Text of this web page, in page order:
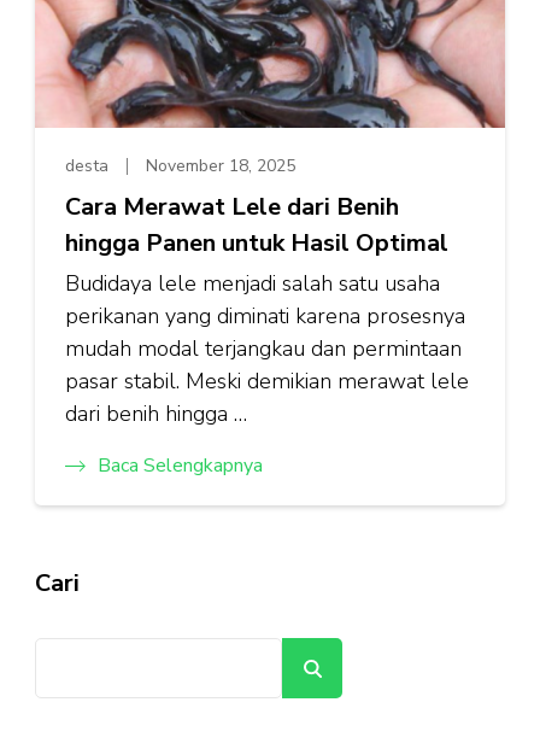
desta November 18, 2025
Cara Merawat Lele dari Benih
hingga Panen untuk Hasil Optimal
Budidaya lele menjadi salah satu usaha
perikanan yang diminati karena prosesnya
mudah modal terjangkau dan permintaan
pasar stabil. Meski demikian merawat lele
dari benih hingga …
Baca Selengkapnya
Cari